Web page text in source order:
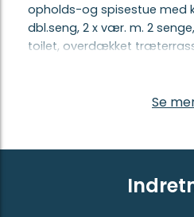
opholds-og spisestue med
dbl.seng, 2 x vær. m. 2
toilet, overdækket
Se